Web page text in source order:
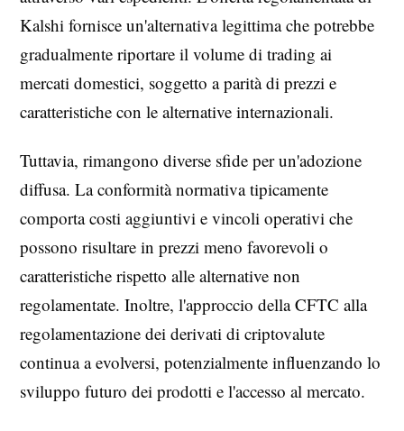
Kalshi fornisce un'alternativa legittima che potrebbe
gradualmente riportare il volume di trading ai
mercati domestici, soggetto a parità di prezzi e
caratteristiche con le alternative internazionali.
Tuttavia, rimangono diverse sfide per un'adozione
diffusa. La conformità normativa tipicamente
comporta costi aggiuntivi e vincoli operativi che
possono risultare in prezzi meno favorevoli o
caratteristiche rispetto alle alternative non
regolamentate. Inoltre, l'approccio della CFTC alla
regolamentazione dei derivati di criptovalute
continua a evolversi, potenzialmente influenzando lo
sviluppo futuro dei prodotti e l'accesso al mercato.